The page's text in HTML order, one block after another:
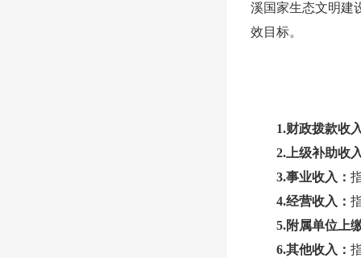
溪国家生态文明建
效目标。
1.财政拨款收
2.上级补助收
3.事业收入：
4.经营收入：
5.附属单位上
6.其他收入：